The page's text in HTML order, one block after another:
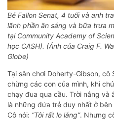
Bé Fallon Senat, 4 tuổi và anh
lãnh phần ăn sáng và bữa trưa
tại Community Academy of
học CASH). (Ảnh của Craig F.
Globe)
Tại sân chơi Doherty-Gibson,
chừng các con của mình, khi
chạy đua qua cầu. Trời nắng và
là những đứa trẻ duy nhất ở bên
Cô nói: “Tôi rất lo lắng”. Nhưng